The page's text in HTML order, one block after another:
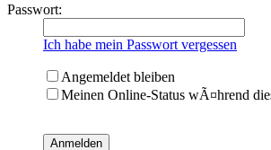
Passwort:
Ich habe mein Passwort vergessen
Angemeldet bleiben
Meinen Online-Status wÃ¤hrend